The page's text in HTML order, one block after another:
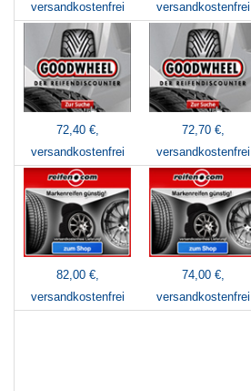
versandkostenfrei
versandkostenfrei
72,40 €,
versandkostenfrei
72,70 €,
versandkostenfrei
82,00 €,
versandkostenfrei
74,00 €,
versandkostenfrei